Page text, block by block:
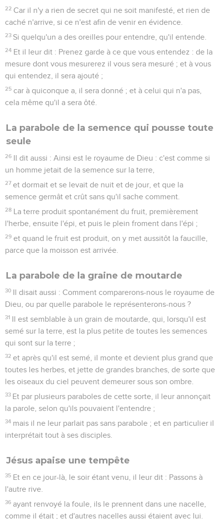
22 Car il n'y a rien de secret qui ne soit manifesté, et rien de
caché n'arrive, si ce n'est afin de venir en évidence.
23 Si quelqu'un a des oreilles pour entendre, qu'il entende.
24 Et il leur dit : Prenez garde à ce que vous entendez : de la
mesure dont vous mesurerez il vous sera mesuré ; et à vous
qui entendez, il sera ajouté ;
25 car à quiconque a, il sera donné ; et à celui qui n'a pas,
cela même qu'il a sera ôté.
La parabole de la semence qui pousse toute
seule
26 Il dit aussi : Ainsi est le royaume de Dieu : c'est comme si
un homme jetait de la semence sur la terre,
27 et dormait et se levait de nuit et de jour, et que la
semence germât et crût sans qu'il sache comment.
28 La terre produit spontanément du fruit, premièrement
l'herbe, ensuite l'épi, et puis le plein froment dans l'épi ;
29 et quand le fruit est produit, on y met aussitôt la faucille,
parce que la moisson est arrivée.
La parabole de la graine de moutarde
30 Il disait aussi : Comment comparerons-nous le royaume de
Dieu, ou par quelle parabole le représenterons-nous ?
31 Il est semblable à un grain de moutarde, qui, lorsqu'il est
semé sur la terre, est la plus petite de toutes les semences
qui sont sur la terre ;
32 et après qu'il est semé, il monte et devient plus grand que
toutes les herbes, et jette de grandes branches, de sorte que
les oiseaux du ciel peuvent demeurer sous son ombre.
33 Et par plusieurs paraboles de cette sorte, il leur annonçait
la parole, selon qu'ils pouvaient l'entendre ;
34 mais il ne leur parlait pas sans parabole ; et en particulier il
interprétait tout à ses disciples.
Jésus apaise une tempête
35 Et en ce jour-là, le soir étant venu, il leur dit : Passons à
l'autre rive.
36 ayant renvoyé la foule, ils le prennent dans une nacelle,
comme il était ; et d'autres nacelles aussi étaient avec lui.